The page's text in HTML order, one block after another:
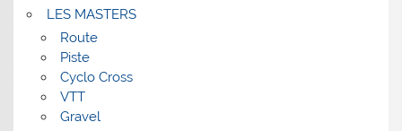
LES MASTERS
Route
Piste
Cyclo Cross
VTT
Gravel